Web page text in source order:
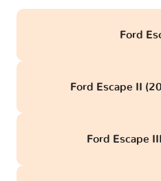
Ford
Ford Escape II
Ford Escape